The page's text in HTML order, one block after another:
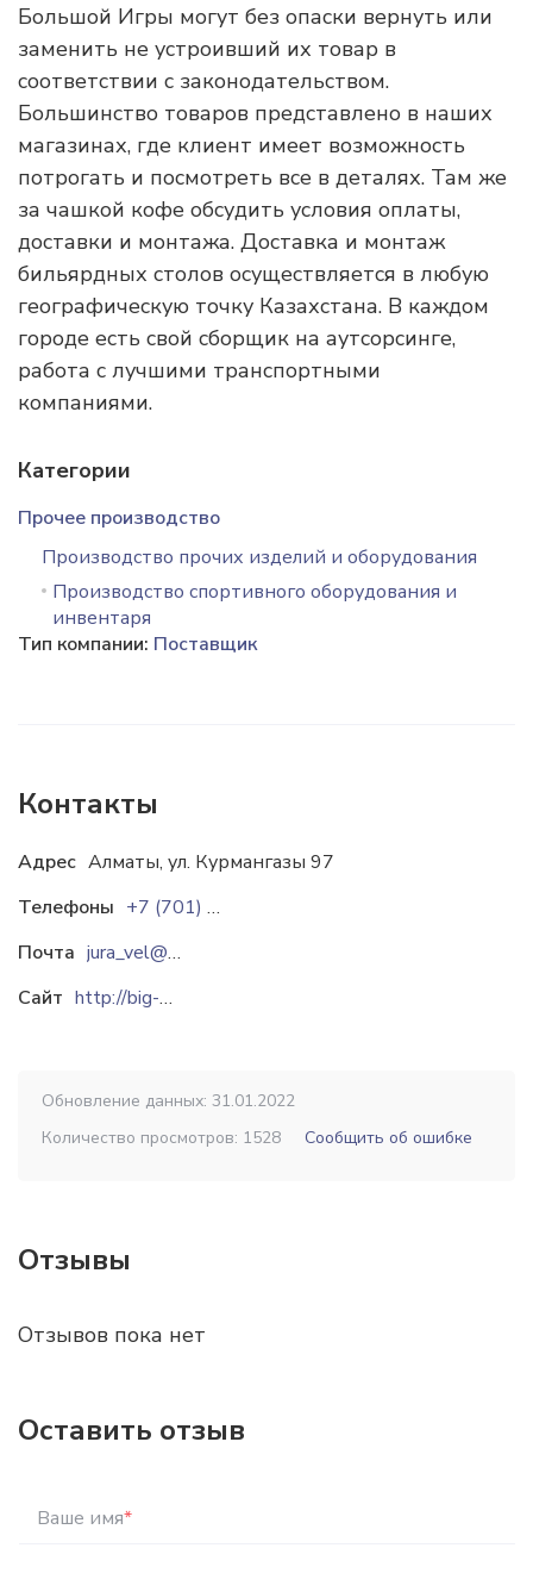
Большой Игры могут без опаски вернуть или
заменить не устроивший их товар в
соответствии с законодательством.
Большинство товаров представлено в наших
магазинах, где клиент имеет возможность
потрогать и посмотреть все в деталях. Там же
за чашкой кофе обсудить условия оплаты,
доставки и монтажа. Доставка и монтаж
бильярдных столов осуществляется в любую
географическую точку Казахстана. В каждом
городе есть свой сборщик на аутсорсинге,
работа с лучшими транспортными
компаниями.
Категории
Прочее производство
Производство прочих изделий и оборудования
Производство спортивного оборудования и
инвентаря
Тип компании: Поставщик
Контакты
Адрес Алматы, ул. Курмангазы 97
Телефоны
+7 (701) 717-19-55
Почта
jura_vel@mail.ru
Сайт
http://big-game.kz
Обновление данных: 31.01.2022
Количество просмотров: 1528
Сообщить об ошибке
Отзывы
Отзывов пока нет
Оставить отзыв
Ваше имя*